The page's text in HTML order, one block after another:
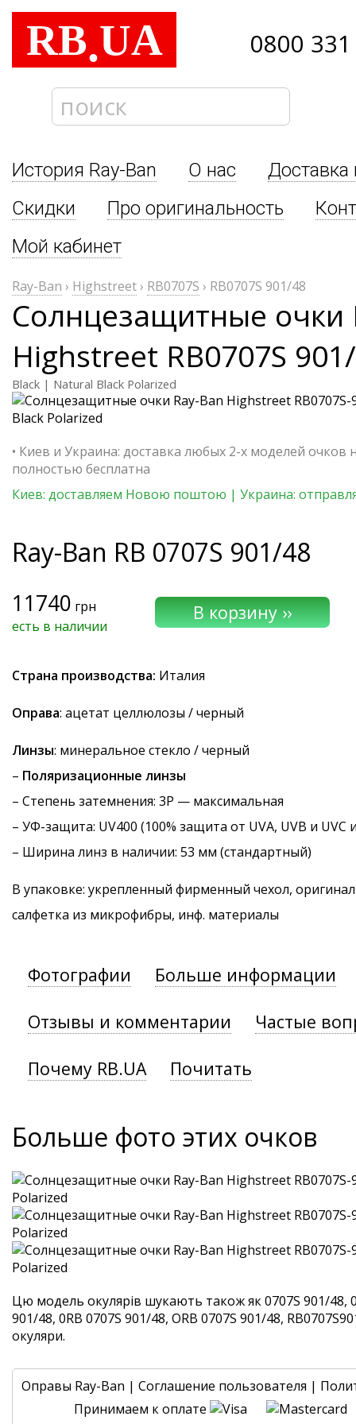
RB.UA 0800
История Ray-Ban О нас
Доставка
Скидки
Про оригинальность
Мой кабинет
Ray-Ban › Highstreet› RB0707S › RB0707S 901/48
Солнцезащитные очки
Highstreet RB0707S
Black | Natural Black Polarized
• Киев и Украина: доставка любых 2-х моделей очков
полностью бесплатна
Киев: доставляем Новою поштою | Украина:
Ray-Ban RB 0707S 901/48
11740 грн
есть в наличии
Страна производства: Италия
Оправа: ацетат целлюлозы / черный
Линзы: минеральное стекло / черный
– Поляризационные линзы
– Степень затемнения: 3P — максимальная
– УФ-защита: UV400 (100% защита от UVA, UVB и UVC
– Ширина линз в наличии: 53 мм (стандартный)
В упаковке: укрепленный фирменный чехол,
салфетка из микрофибры, инф. материалы
Фотографии Больше информации
Отзывы и комментарии Частые
Почему RB.UA Почитать
Больше фото этих очков
Цю модель окулярів шукають також як 0707S 901/48,
901/48, 0RB 0707S 901/48, ORB 0707S 901/48,
окуляри.
Оправы Ray-Ban | Соглашение пользователя |
Принимаем к оплате